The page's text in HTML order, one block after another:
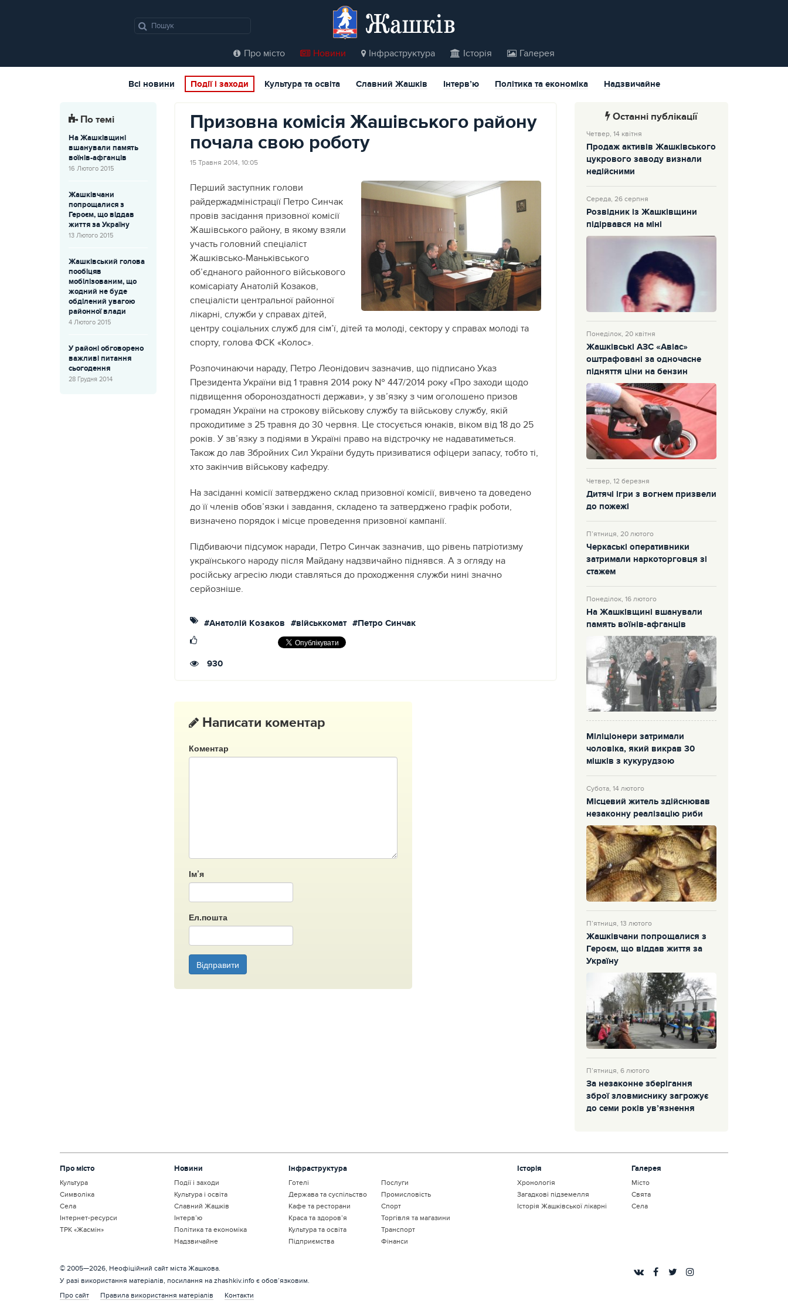
Жашків
Про місто Новини Інфраструктура Історія Галерея
Всі новини Події і заходи Культура та освіта Славний Жашків Інтерв’ю Політика та економіка Надзвичайне
По темі
На Жашківщині
вшанували память
воїнів-афганців
16 Лютого 2015
Жашківчани
попрощалися з
Героєм, що віддав
життя за Україну
13 Лютого 2015
Жашківський голова
пообіцяв
мобілізованим, що
жодний не буде
обділений увагою
районної влади
4 Лютого 2015
У районі обговорено
важливі питання
сьогодення
28 Грудня 2014
Призовна комісія Жашівського району
почала свою роботу
15 Травня 2014, 10:05
Перший заступник голови
райдержадміністрації Петро Синчак
провів засідання призовної комісії
Жашівського району, в якому взяли
участь головний спеціаліст
Жашківсько-Маньківського
об’єднаного районного військового
комісаріату Анатолій Козаков,
спеціалісти центральної районної
лікарні, служби у справах дітей,
центру соціальних служб для сім’ї, дітей та молоді, сектору у справах молоді та
спорту, голова ФСК «Колос».
Розпочинаючи нараду, Петро Леонідович зазначив, що підписано Указ
Президента України від 1 травня 2014 року № 447/2014 року «Про заходи щодо
підвищення обороноздатності держави», у зв’язку з чим оголошено призов
громадян України на строкову військову службу та військову службу, якій
проходитиме з 25 травня до 30 червня. Це стосується юнаків, віком від 18 до 25
років. У зв’язку з подіями в Україні право на відстрочку не надаватиметься.
Також до лав Збройних Сил України будуть призиватися офіцери запасу, тобто ті,
хто закінчив військову кафедру.
На засіданні комісії затверджено склад призовної комісії, вивчено та доведено
до її членів обов’язки і завдання, складено та затверджено графік роботи,
визначено порядок і місце проведення призовної кампанії.
Підбиваючи підсумок наради, Петро Синчак зазначив, що рівень патріотизму
українського народу після Майдану надзвичайно піднявся. А з огляду на
російську агресію люди ставляться до проходження служби нині значно
серйозніше.
#Анатолій Козаков #військкомат #Петро Синчак
930
Написати коментар
Коментар
Ім’я
Ел.пошта
Відправити
Останні публікації
Четвер, 14 квітня
Продаж активів Жашківського
цукрового заводу визнали
недійсними
Середа, 26 серпня
Розвідник із Жашківщини
підірвався на міні
Понеділок, 20 квітня
Жашківські АЗС «Авіас»
оштрафовані за одночасне
підняття ціни на бензин
Четвер, 12 березня
Дитячі ігри з вогнем призвели
до пожежі
П’ятниця, 20 лютого
Черкаські оперативники
затримали наркоторговця зі
стажем
Понеділок, 16 лютого
На Жашківщині вшанували
память воїнів-афганців
Міліціонери затримали
чоловіка, який викрав 30
мішків з кукурудзою
Субота, 14 лютого
Місцевий житель здійснював
незаконну реалізацію риби
П’ятниця, 13 лютого
Жашківчани попрощалися з
Героєм, що віддав життя за
Україну
П’ятниця, 6 лютого
За незаконне зберігання
зброї зловмиснику загрожує
до семи років ув’язнення
Про місто
Культура
Символіка
Села
Інтернет-ресурси
ТРК «Жасмін»
Новини
Події і заходи
Культура і освіта
Славний Жашків
Інтерв’ю
Політика та економіка
Надзвичайне
Інфраструктура
Готелі
Держава та суспільство
Кафе та ресторани
Краса та здоров’я
Культура та освіта
Підприємства
Послуги
Промисловість
Спорт
Торгівля та магазини
Транспорт
Фінанси
Історія
Хронологія
Загадкові підземелля
Історія Жашківської лікарні
Галерея
Місто
Свята
Села
© 2005—2026, Неофіційний сайт міста Жашкова.
У разі використання матеріалів, посилання на zhashkiv.info є обов’язковим.
Про сайт
Правила використання матеріалів Контакти